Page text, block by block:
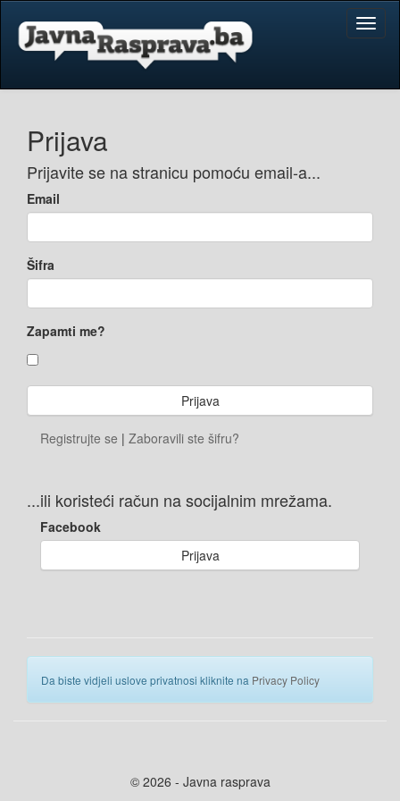
Prijava
Prijavite se na stranicu pomoću email-a...
Email
Šifra
Zapamti me?
Registrujte se | Zaboravili ste šifru?
...ili koristeći račun na socijalnim mrežama.
Facebook
Prijava
Da biste vidjeli uslove privatnosi kliknite na Privacy Policy
© 2026 - Javna rasprava